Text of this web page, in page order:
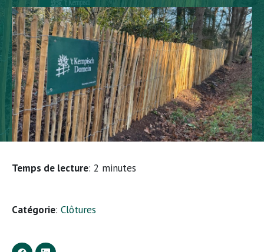
Temps de lecture: 2 minutes
Catégorie: Clôtures